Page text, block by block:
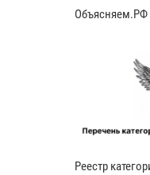
Объясняем.РФ
Реестр